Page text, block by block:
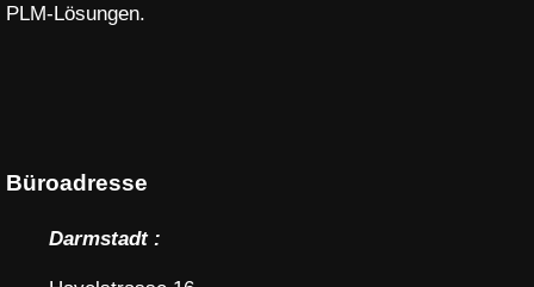
PLM-Lösungen.
Büroadresse
Darmstadt :